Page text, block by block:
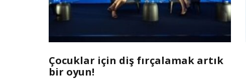
Çocuklar için diş fırçalamak artık
bir oyun!